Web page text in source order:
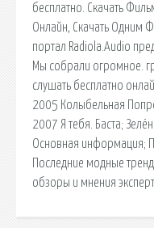
бесплатно. Скачать
Онлайн, Скачать Одним
портал Radiola.Audio
Мы собрали огромное.
слушать бесплатно
2005 Колыбельная
2007 Я тебя. Баста;
Основная информация;
Последние модные
обзоры и мнения